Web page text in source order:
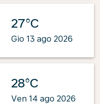
27°C
Gio 13 ago 2026
28°C
Ven 14 ago 2026